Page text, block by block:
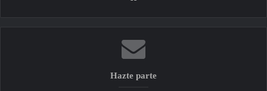
Hazte parte